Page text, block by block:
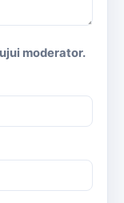
moderator.